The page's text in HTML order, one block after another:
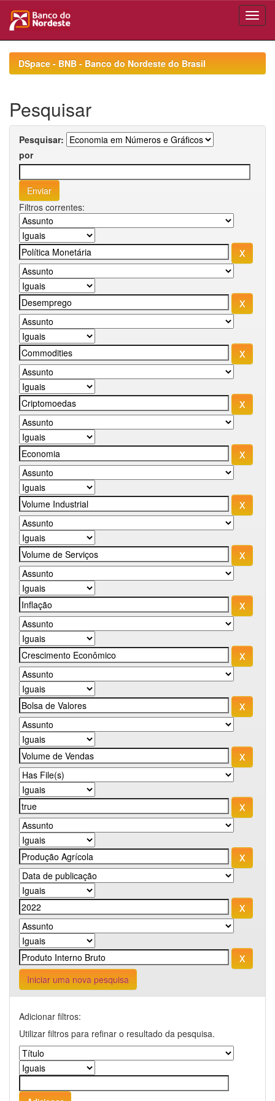
navigationDSpace - BNB - Banco do Nordeste do Brasil
Pesquisar
Pesquisar:
por
Filtros correntes:
Iniciar uma nova pesquisa
Adicionar filtros:
Utilizar filtros para refinar o resultado da pesquisa.